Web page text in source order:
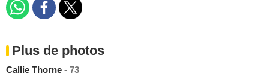
Plus de photos
Callie Thorne - 73